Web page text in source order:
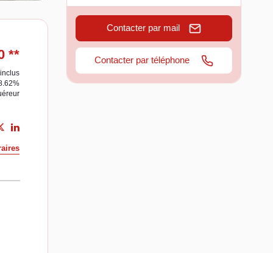
**
Contacter par mail
Contacter par téléphone